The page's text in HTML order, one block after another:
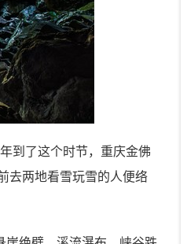
到了这个时节，重庆金佛
去两地看雪玩雪的人便络